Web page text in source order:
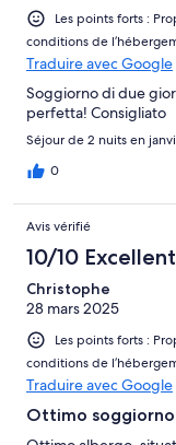
Les points forts :
conditions de
Traduire avec Google
Soggiorno di due
perfetta! Consigliato
Séjour de 2 nuits en
0
Avis vérifié
10/10 Excellent
Christophe
28 mars 2025
Les points forts :
conditions de
Traduire avec Google
Ottimo soggiorno